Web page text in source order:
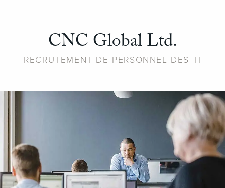
CNC Global Ltd.
RECRUTEMENT DE PERSONNEL DES TI